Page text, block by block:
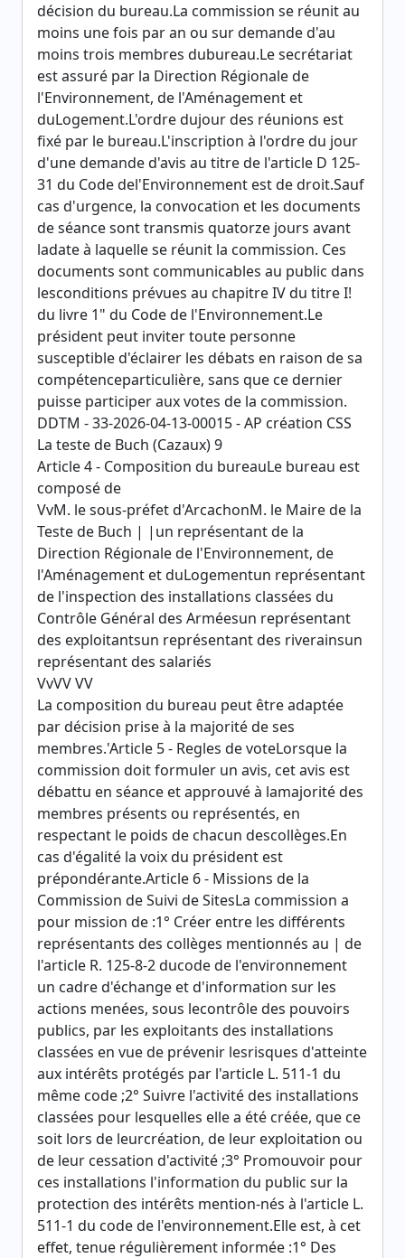
décision du bureau.La commission se réunit au
moins une fois par an ou sur demande d'au
moins trois membres dubureau.Le secrétariat
est assuré par la Direction Régionale de
l'Environnement, de l'Aménagement et
duLogement.L'ordre dujour des réunions est
fixé par le bureau.L'inscription à l'ordre du jour
d'une demande d'avis au titre de l'article D 125-
31 du Code del'Environnement est de droit.Sauf
cas d'urgence, la convocation et les documents
de séance sont transmis quatorze jours avant
ladate à laquelle se réunit la commission. Ces
documents sont communicables au public dans
lesconditions prévues au chapitre IV du titre I!
du livre 1" du Code de l'Environnement.Le
président peut inviter toute personne
susceptible d'éclairer les débats en raison de sa
compétenceparticulière, sans que ce dernier
puisse participer aux votes de la commission.
DDTM - 33-2026-04-13-00015 - AP création CSS
La teste de Buch (Cazaux) 9
Article 4 - Composition du bureauLe bureau est
composé de
VvM. le sous-préfet d'ArcachonM. le Maire de la
Teste de Buch | |un représentant de la
Direction Régionale de l'Environnement, de
l'Aménagement et duLogementun représentant
de l'inspection des installations classées du
Contrôle Général des Arméesun représentant
des exploitantsun représentant des riverainsun
représentant des salariés
VvVV VV
La composition du bureau peut être adaptée
par décision prise à la majorité de ses
membres.'Article 5 - Regles de voteLorsque la
commission doit formuler un avis, cet avis est
débattu en séance et approuvé à lamajorité des
membres présents ou représentés, en
respectant le poids de chacun descollèges.En
cas d'égalité la voix du président est
prépondérante.Article 6 - Missions de la
Commission de Suivi de SitesLa commission a
pour mission de :1° Créer entre les différents
représentants des collèges mentionnés au | de
l'article R. 125-8-2 ducode de l'environnement
un cadre d'échange et d'information sur les
actions menées, sous lecontrôle des pouvoirs
publics, par les exploitants des installations
classées en vue de prévenir lesrisques d'atteinte
aux intérêts protégés par l'article L. 511-1 du
même code ;2° Suivre l'activité des installations
classées pour lesquelles elle a été créée, que ce
soit lors de leurcréation, de leur exploitation ou
de leur cessation d'activité ;3° Promouvoir pour
ces installations l'information du public sur la
protection des intérêts mention-nés à l'article L.
511-1 du code de l'environnement.Elle est, à cet
effet, tenue régulièrement informée :1° Des